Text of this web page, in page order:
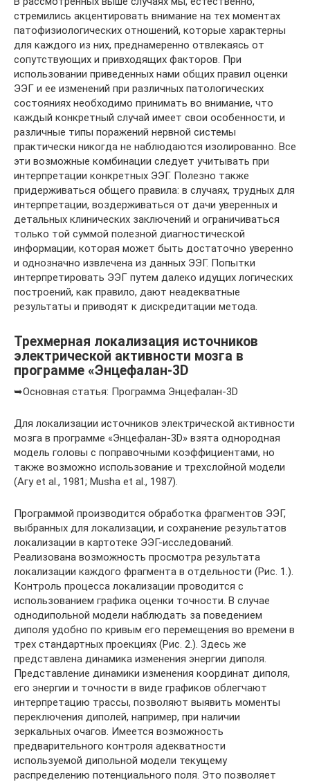
стремились акцентировать внимание на тех моментах
патофизиологических отношений, которые характерны
для каждого из них, преднамеренно отвлекаясь от
сопутствующих и привходящих факторов. При
использовании приведенных нами общих правил оценки
ЭЭГ и ее изменений при различных патологических
состояниях необходимо принимать во внимание, что
каждый конкретный случай имеет свои особенности, и
различные типы поражений нервной системы
практически никогда не наблюдаются изолированно. Все
эти возможные комбинации следует учитывать при
интерпретации конкретных ЭЭГ. Полезно также
придерживаться общего правила: в случаях, трудных для
интерпретации, воздерживаться от дачи уверенных и
детальных клинических заключений и ограничиваться
только той суммой полезной диагностической
информации, которая может быть достаточно уверенно
и однозначно извлечена из данных ЭЭГ. Попытки
интерпретировать ЭЭГ путем далеко идущих логических
построений, как правило, дают неадекватные
результаты и приводят к дискредитации метода.
Трехмерная локализация источников
электрической активности мозга в
программе «Энцефалан-3D
➥Основная статья: Программа Энцефалан-3D
Для локализации источников электрической активности
мозга в программе «Энцефалан-3D» взята однородная
модель головы с поправочными коэффициентами, но
также возможно использование и трехслойной модели
(Агу et al., 1981; Musha et al., 1987).
Программой производится обработка фрагментов ЭЭГ,
выбранных для локализации, и сохранение результатов
локализации в картотеке ЭЭГ-исследований.
Реализована возможность просмотра результата
локализации каждого фрагмента в отдельности (Рис. 1.).
Контроль процесса локализации проводится с
использованием графика оценки точности. В случае
однодипольной модели наблюдать за поведением
диполя удобно по кривым его перемещения во времени в
трех стандартных проекциях (Рис. 2.). Здесь же
представлена динамика изменения энергии диполя.
Представление динамики изменения координат диполя,
его энергии и точности в виде графиков облегчают
интерпретацию трассы, позволяют выявить моменты
переключения диполей, например, при наличии
зеркальных очагов. Имеется возможность
предварительного контроля адекватности
используемой дипольной модели текущему
распределению потенциального поля. Это позволяет